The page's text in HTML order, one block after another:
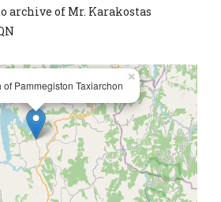
archive of Mr. Karakostas
of Pammegiston Taxiarchon
×